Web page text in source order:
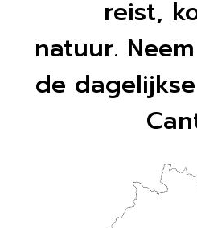
reist,
natuur.
de